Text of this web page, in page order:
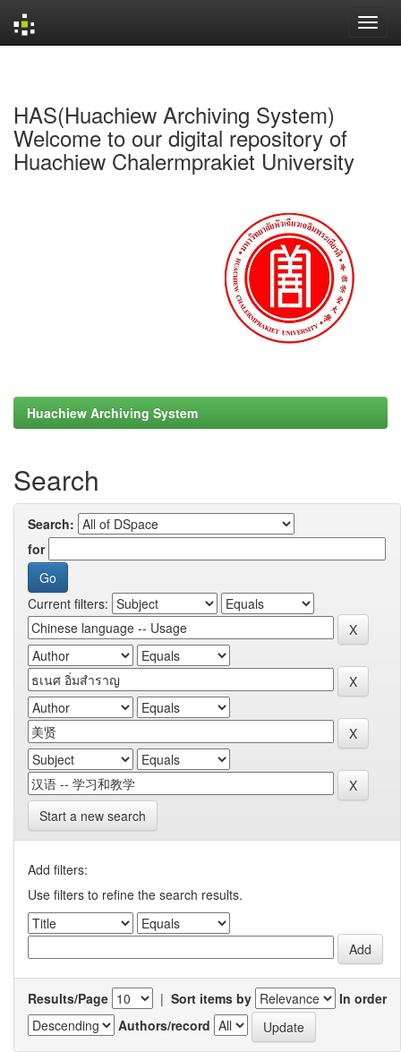
HAS(Huachiew Archiving System)
Welcome to our digital repository of
Huachiew Chalermprakiet University
Huachiew Archiving System
Search
Search:
for
Current filters:
Start a new search
Add filters:
Use filters to refine the search results.
Results/Page | Sort items by
In order
Authors/record